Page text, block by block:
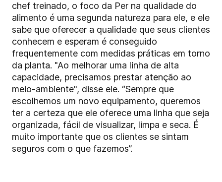
chef treinado, o foco da Per na qualidade do
alimento é uma segunda natureza para ele, e ele
sabe que oferecer a qualidade que seus clientes
conhecem e esperam é conseguido
frequentemente com medidas práticas em torno
da planta. "Ao melhorar uma linha de alta
capacidade, precisamos prestar atenção ao
meio-ambiente", disse ele. “Sempre que
escolhemos um novo equipamento, queremos
ter a certeza que ele oferece uma linha que seja
organizada, fácil de visualizar, limpa e seca. É
muito importante que os clientes se sintam
seguros com o que fazemos”.